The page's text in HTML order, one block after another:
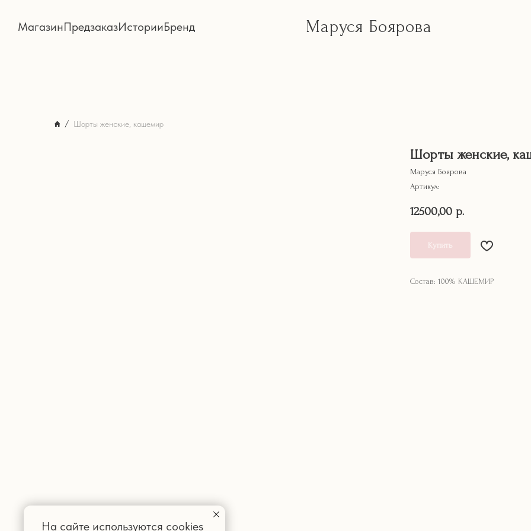
МагазинПредзаказИсторииБренд Маруся Боярова
Шорты женские, кашемир
Шорты женские,
Маруся Боярова
Артикул:
12500,00 р.
Купить
Состав: 100% КАШЕМИР
На сайте используются cookies